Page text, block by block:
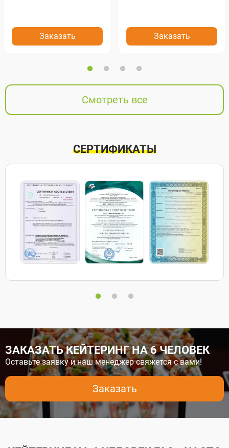
Заказать Заказать
Смотреть все
СЕРТИФИКАТЫ
ЗАКАЗАТЬ КЕЙТЕРИНГ НА 6 ЧЕЛОВЕК
Оставьте заявку и наш менеджер свяжется с вами!
Заказать